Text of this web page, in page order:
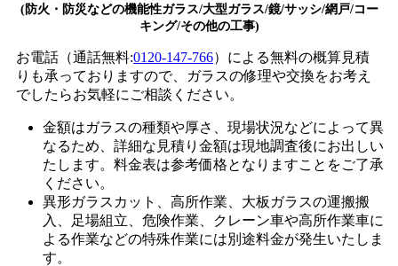
(防火・防災などの機能性ガラス/大型ガラス/鏡/サッシ/網戸/コー
キング/その他の工事)
お電話（通話無料:0120-147-766）による無料の概算見積
りも承っておりますので、ガラスの修理や交換をお考え
でしたらお気軽にご相談ください。
金額はガラスの種類や厚さ、現場状況などによって異
なるため、 詳細な見積り金額は現地調査後にお出しい
たします。 料金表は参考価格となりますことをご了承
ください。
異形ガラスカット、高所作業、大板ガラスの運搬搬
入、足場組立、危険作業、クレーン車や高所作業車に
よる作業などの特殊作業には別途料金が発生いたしま
す。